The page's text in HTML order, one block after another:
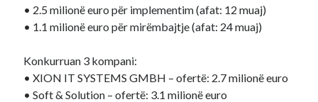
• 2.5 milionë euro për implementim (afat: 12 muaj)
• 1.1 milionë euro për mirëmbajtje (afat: 24 muaj)
Konkurruan 3 kompani:
• XION IT SYSTEMS GMBH – ofertë: 2.7 milionë euro
• Soft & Solution – ofertë: 3.1 milionë euro